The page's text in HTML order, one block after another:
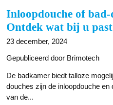
Inloopdouche of
Ontdek wat bij u
23 december, 2024
Gepubliceerd door Brimotech
De badkamer biedt talloze
douches zijn de inloopdouche
van de...